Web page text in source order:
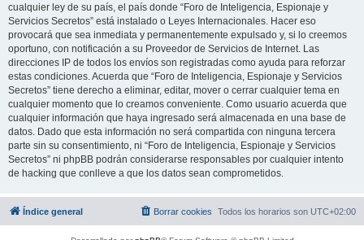
cualquier ley de su país, el país donde “Foro de Inteligencia, Espionaje y
Servicios Secretos” está instalado o Leyes Internacionales. Hacer eso
provocará que sea inmediata y permanentemente expulsado y, si lo creemos
oportuno, con notificación a su Proveedor de Servicios de Internet. Las
direcciones IP de todos los envíos son registradas como ayuda para reforzar
estas condiciones. Acuerda que “Foro de Inteligencia, Espionaje y Servicios
Secretos” tiene derecho a eliminar, editar, mover o cerrar cualquier tema en
cualquier momento que lo creamos conveniente. Como usuario acuerda que
cualquier información que haya ingresado será almacenada en una base de
datos. Dado que esta información no será compartida con ninguna tercera
parte sin su consentimiento, ni “Foro de Inteligencia, Espionaje y Servicios
Secretos” ni phpBB podrán considerarse responsables por cualquier intento
de hacking que conlleve a que los datos sean comprometidos.
Índice general Todos los horarios son UTC+02:00
Borrar cookies